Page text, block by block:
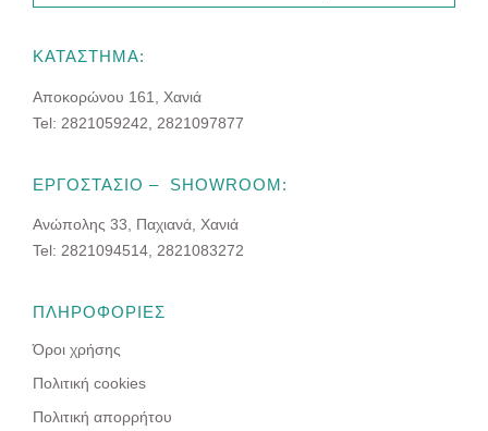
ΚΑΤΑΣΤΗΜΑ:
Αποκορώνου 161, Χανιά
Tel: 2821059242, 2821097877
ΕΡΓΟΣΤΑΣΙΟ – SHOWROOM:
Ανώπολης 33, Παχιανά, Χανιά
Tel: 2821094514, 2821083272
ΠΛΗΡΟΦΟΡΙΕΣ
Όροι χρήσης
Πολιτική cookies
Πολιτική απορρήτου